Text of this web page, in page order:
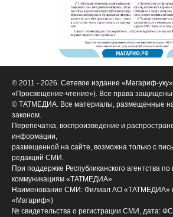
© 2011 - 2026. Сетевое издание «Мәгариф-
«Просвещение-чтение»). Все права
© ТАТМЕДИА. Все материалы, размещенные
законом.
Перепечатка, воспроизведение и
информации,
размещенной на сайте, возможна только с
редакций СМИ.
При поддержке Республиканского агентства
коммуникациям «ТАТМЕДИА».
Наименование СМИ: Филиал АО «ТАТМЕДИА»
«Магариф»)
№ свидетельства о регистрации СМИ, дата: